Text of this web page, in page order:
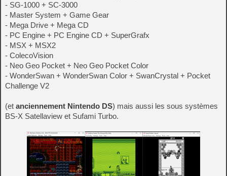
- SG-1000 + SC-3000
- Master System + Game Gear
- Mega Drive + Mega CD
- PC Engine + PC Engine CD + SuperGrafx
- MSX + MSX2
- ColecoVision
- Neo Geo Pocket + Neo Geo Pocket Color
- WonderSwan + WonderSwan Color + SwanCrystal + Pocket
Challenge V2
(et anciennement Nintendo DS) mais aussi les sous systèmes
BS-X Satellaview et Sufami Turbo.